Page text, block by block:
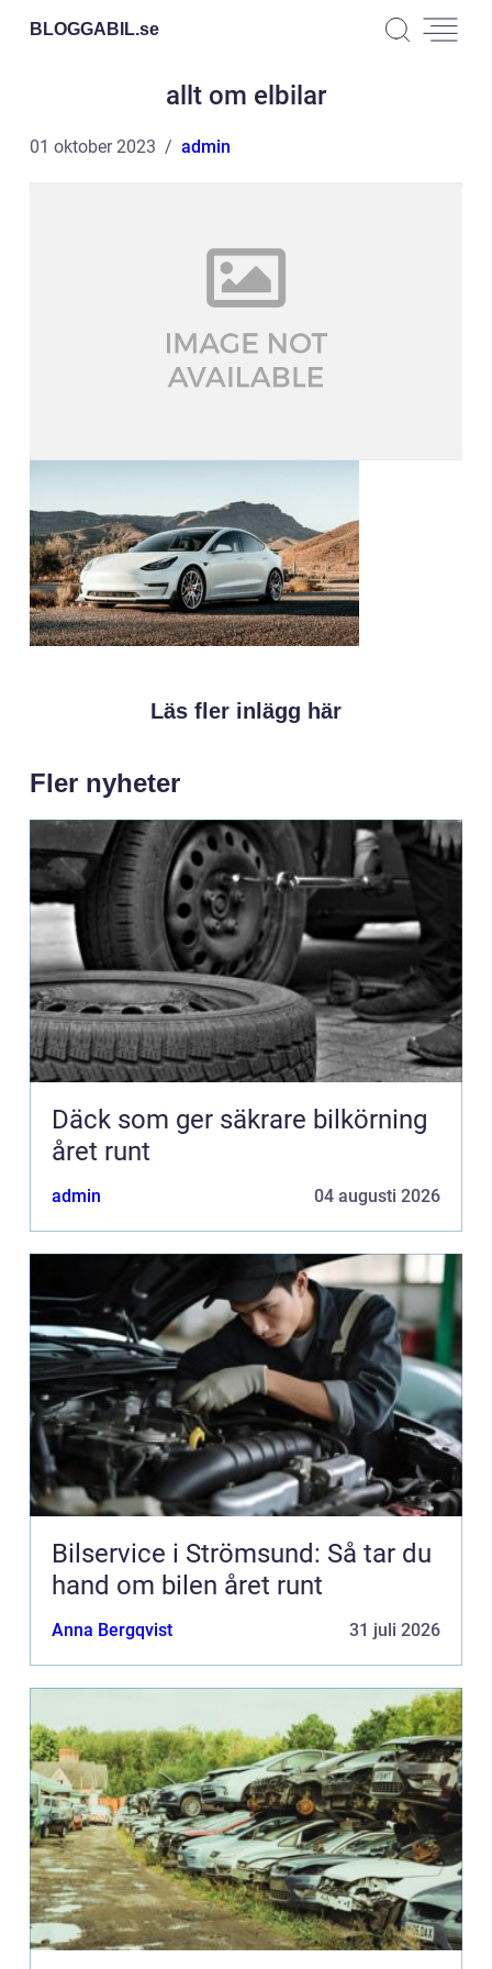
BLOGGABIL.se
allt om elbilar
01 oktober 2023 admin
Läs fler inlägg här
Fler nyheter
Däck som ger säkrare bilkörning
året runt
admin 04 augusti 2026
Bilservice i Strömsund: Så tar du
hand om bilen året runt
Anna Bergqvist 31 juli 2026